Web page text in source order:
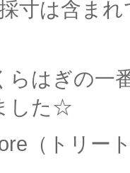
寸は含ま
らはぎの一
した☆
（トリ